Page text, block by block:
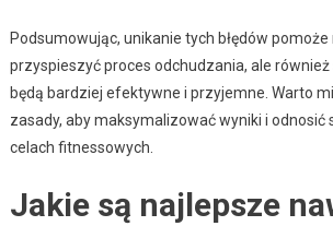
Podsumowując, unikanie tych błędów pomoże
przyspieszyć proces odchudzania, ale
będą bardziej efektywne i przyjemne. Warto
zasady, aby maksymalizować wyniki i odnosić
celach fitnessowych.
Jakie są najlepsze